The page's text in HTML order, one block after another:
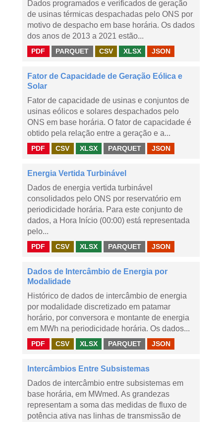
Dados programados e verificados de geração
de usinas térmicas despachadas pelo ONS por
motivo de despacho em base horária. Os dados
dos anos de 2013 a 2021 estão...
PDF PARQUET CSV XLSX JSON
Fator de Capacidade de Geração Eólica e
Solar
Fator de capacidade de usinas e conjuntos de
usinas eólicos e solares despachados pelo
ONS em base horária. O fator de capacidade é
obtido pela relação entre a geração e a...
PDF CSV XLSX PARQUET JSON
Energia Vertida Turbinável
Dados de energia vertida turbinável
consolidados pelo ONS por reservatório em
periodicidade horária. Para este conjunto de
dados, a Hora Início (00:00) está representada
pelo...
PDF CSV XLSX PARQUET JSON
Dados de Intercâmbio de Energia por
Modalidade
Histórico de dados de intercâmbio de energia
por modalidade discretizado em patamar
horário, por conversora e montante de energia
em MWh na periodicidade horária. Os dados...
PDF CSV XLSX PARQUET JSON
Intercâmbios Entre Subsistemas
Dados de intercâmbio entre subsistemas em
base horária, em MWmed. As grandezas
representam a soma das medidas de fluxo de
potência ativa nas linhas de transmissão de